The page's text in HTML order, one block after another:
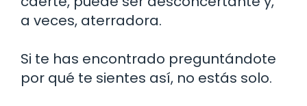
a veces, aterradora.
Si te has encontrado preguntándote
por qué te sientes así, no estás solo.